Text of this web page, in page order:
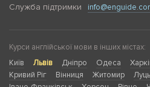
Служба підтримки
Курси англійської мови в інших містах:
Київ
Львів Дніпро Одеса
Кривий Ріг
Вінниця Житомир